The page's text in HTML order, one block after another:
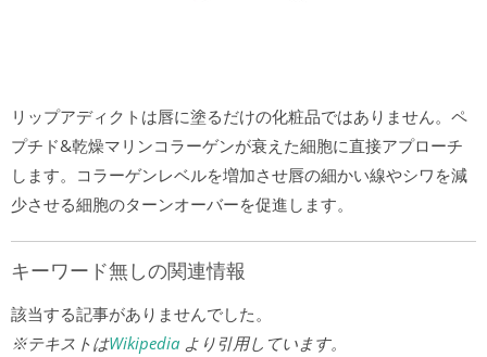
リップアディクトは唇に塗るだけの化粧品ではありません。ペ
プチド&乾燥マリンコラーゲンが衰えた細胞に直接アプローチ
します。コラーゲンレベルを増加させ唇の細かい線やシワを減
少させる細胞のターンオーバーを促進します。
キーワード無しの関連情報
該当する記事がありませんでした。
※テキストはWikipedia より引用しています。